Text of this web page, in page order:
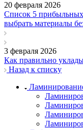
20 февраля 2026
Список 5 прибыльных
выбрать материалы
3 февраля 2026
Как правильно
Назад к списку